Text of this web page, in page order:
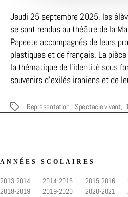
Jeudi 25 septembre 2025, les
se sont rendus au théâtre de la
Papeete accompagnés de leurs
plastiques et de français. La
la thématique de l’identité sous
souvenirs d’exilés iraniens et de
ÉtiquettesReprésentation, Spectacle vivant,
ANNÉES SCOLAIRES
2013-2014 2014-2015 2015-2016
2018-2019
2019-2020 2020-2021